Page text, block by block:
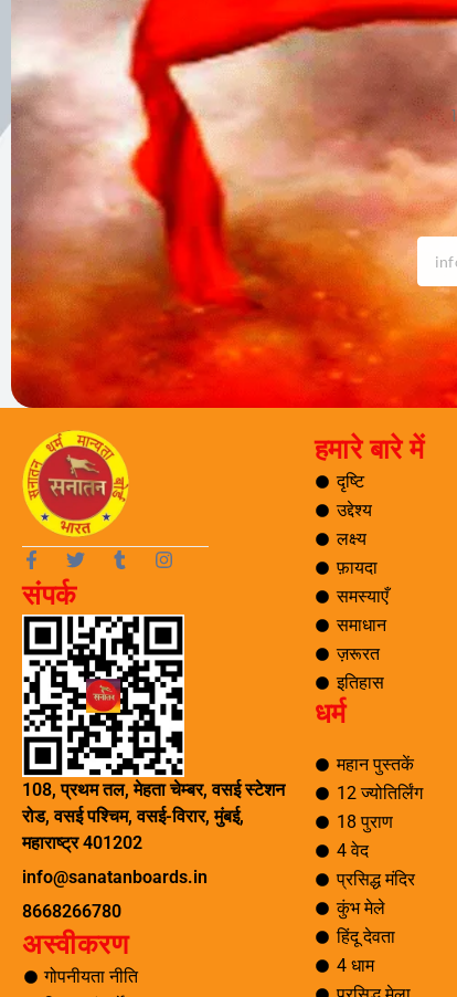
F
a
c
e
b
o
o
k
-
f
T
w
i
t
t
e
r
T
u
b
l
r
I
n
t
a
g
r
a
m
संपर्क
108, प्रथम तल, मेहता चेम्बर, वसई स्टेशन
रोड, वसई पश्चिम, वसई-विरार, मुंबई,
महाराष्ट्र 401202
info@sanatanboards.in
8668266780
अस्वीकरण
गोपनीयता नीति
हमारे बारे में
दृष्टि
उद्देश्य
लक्ष्य
फ़ायदा
समस्याएँ
समाधान
ज़रूरत
इतिहास
धर्म
महान पुस्तकें
12 ज्योतिर्लिंग
18 पुराण
4 वेद
प्रसिद्ध मंदिर
कुंभ मेले
हिंदू देवता
4 धाम